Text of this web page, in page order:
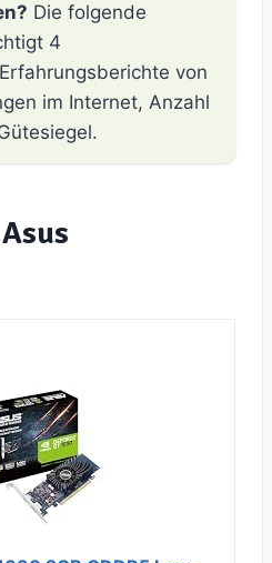
Die folgende
4
von
im Internet, Anzahl